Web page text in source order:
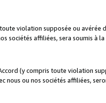
violation supposée ou avérée
sociétés affiliées, sera soumis à
(y compris toute violation
nous ou nos sociétés affiliées,